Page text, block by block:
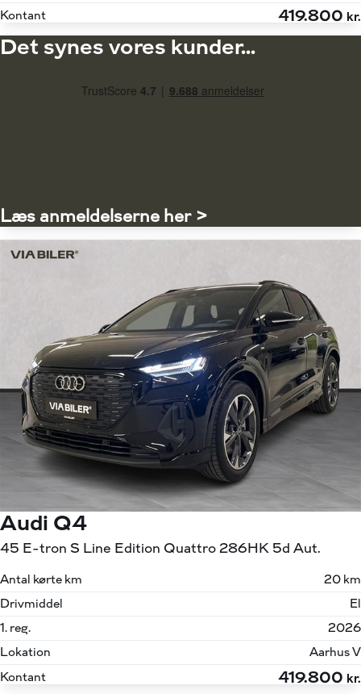
Kontant
419.800 kr.
Det synes vores kunder...
Læs anmeldelserne her >
Audi Q4
45 E-tron S Line Edition Quattro 286HK 5d Aut.
Antal kørte km
20 km
Drivmiddel
El
1. reg.
2026
Lokation
Aarhus V
Kontant
419.800 kr.